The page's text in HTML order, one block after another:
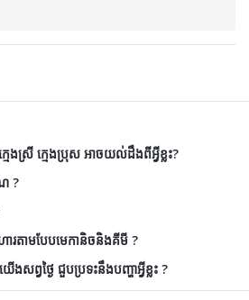
ងស្រី ក្មេងប្រុស អាចយល់ដឹងពីអ្វីខ្លះ?
?
ារតាមបែបមេកានិចនិងគីមី ?
សព្វថ្ងៃ ជួបប្រទះនឹងបញ្ហាអ្វីខ្លះ ?